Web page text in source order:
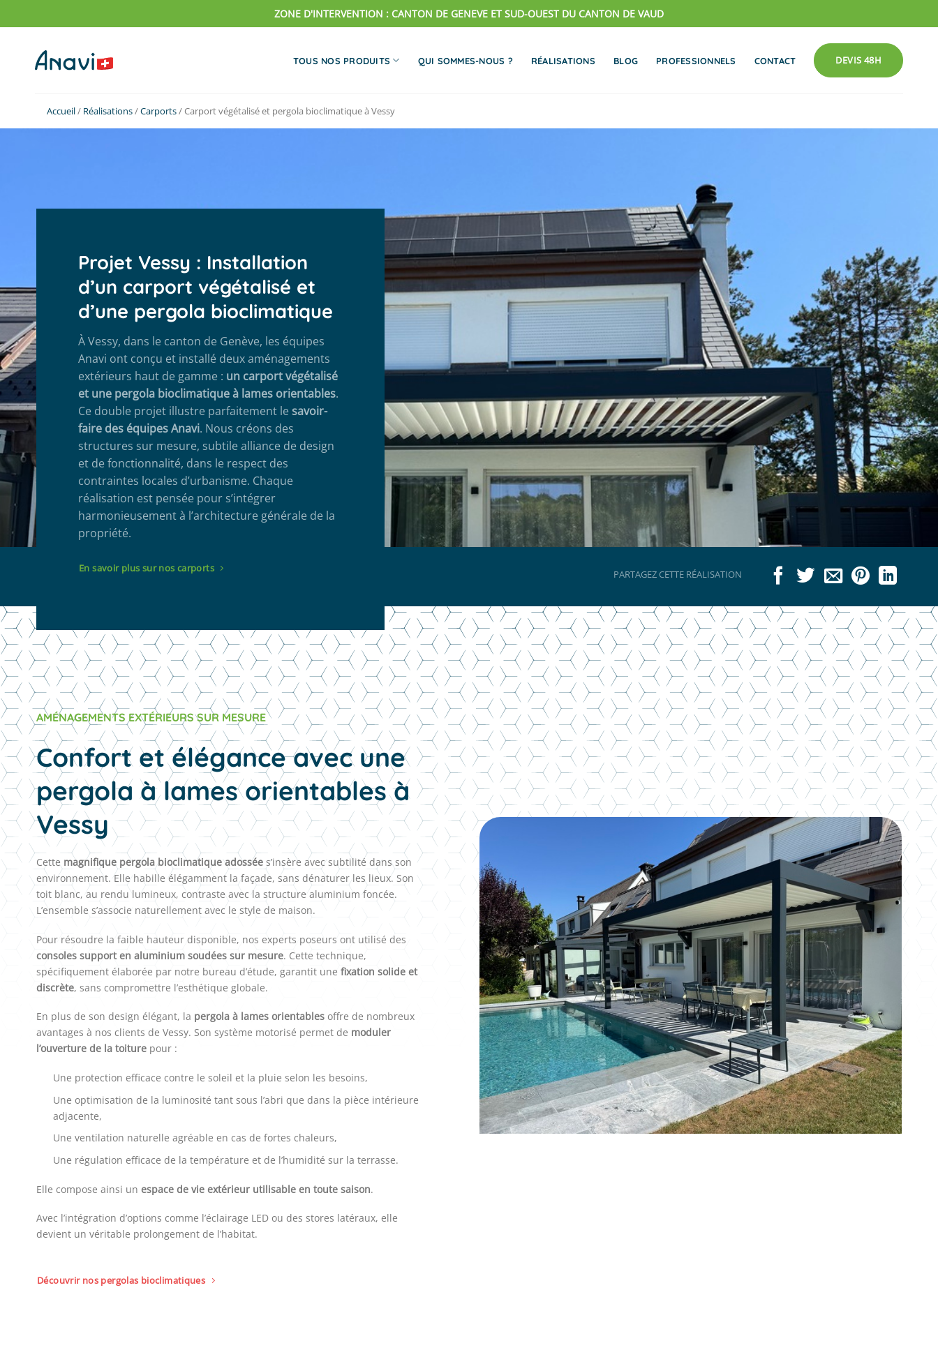
au
ZONE D'INTERVENTION : CANTON DE GENEVE ET SUD-OUEST DU CANTON DE VAUD
TOUS NOS PRODUITS QUI SOMMES-NOUS ? RÉALISATIONS BLOG PROFESSIONNELS CONTACT DEVIS 48H
Accueil/ Réalisations/Carports/Carport végétalisé et pergola bioclimatique à Vessy
PARTAGEZ CETTE RÉALISATION
Projet Vessy : Installation
d’un carport végétalisé et
d’une pergola bioclimatique
À Vessy, dans le canton de Genève, les équipes
Anavi ont conçu et installé deux aménagements
extérieurs haut de gamme : un carport végétalisé
et une pergola bioclimatique à lames orientables.
Ce double projet illustre parfaitement lesavoir-
faire des équipes Anavi. Nous créons des
structures sur mesure, subtile alliance de design
et de fonctionnalité, dans le respect des
contraintes locales d’urbanisme. Chaque
réalisation est pensée pour s’intégrer
harmonieusement à l’architecture générale de la
propriété.
En savoir plus sur nos carports
AMÉNAGEMENTS EXTÉRIEURS SUR MESURE
Confort et élégance avec une
pergola à lames orientables à
Vessy
Cette magnifique pergola bioclimatique adossée s’insère avec subtilité dans son
environnement. Elle habille élégamment la façade, sans dénaturer les lieux. Son
toit blanc, au rendu lumineux, contraste avec la structure aluminium foncée.
L’ensemble s’associe naturellement avec le style de maison.
Pour résoudre la faible hauteur disponible, nos experts poseurs ont utilisé des
consoles support en aluminium soudées sur mesure. Cette technique,
spécifiquement élaborée par notre bureau d’étude, garantit une fixation solide et
discrète, sans compromettre l’esthétique globale.
En plus de son design élégant, la pergola à lames orientables offre de nombreux
avantages à nos clients de Vessy. Son système motorisé permet de moduler
l’ouverture de la toiture pour :
Une protection efficace contre le soleil et la pluie selon les besoins,
Une optimisation de la luminosité tant sous l’abri que dans la pièce intérieure
adjacente,
Une ventilation naturelle agréable en cas de fortes chaleurs,
Une régulation efficace de la température et de l’humidité sur la terrasse.
Elle compose ainsi un espace de vie extérieur utilisable en toute saison.
Avec l’intégration d’options comme l’éclairage LED ou des stores latéraux, elle
devient un véritable prolongement de l’habitat.
Découvrir nos pergolas bioclimatiques